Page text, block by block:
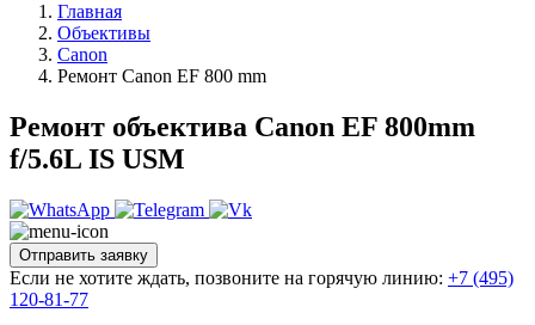
Главная
Объективы
Canon
Ремонт Canon EF 800 mm
Ремонт объектива Canon EF 800mm
f/5.6L IS USM
Отправить заявку
Если не хотите ждать, позвоните на горячую линию: +7 (495)
120-81-77